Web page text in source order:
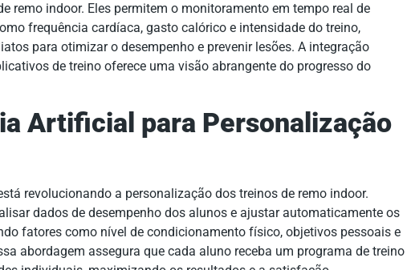
remo indoor. Eles permitem o monitoramento em tempo real de
frequência cardíaca, gasto calórico e intensidade do treino,
para otimizar o desempenho e prevenir lesões. A integração
de treino oferece uma visão abrangente do progresso do
Artificial para Personalização
revolucionando a personalização dos treinos de remo indoor.
dados de desempenho dos alunos e ajustar automaticamente os
fatores como nível de condicionamento físico, objetivos pessoais e
abordagem assegura que cada aluno receba um programa de treino